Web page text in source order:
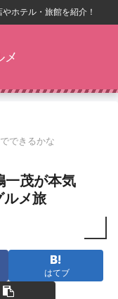
ホテル・旅館を紹介！
メ
できるかな
一茂が本気
ルメ旅
はてブ